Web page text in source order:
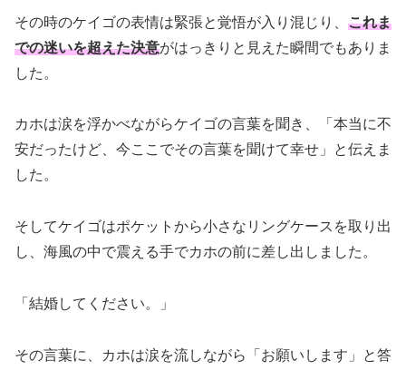
その時のケイゴの表情は緊張と覚悟が入り混じり、 これま
での迷いを超えた決意がはっきりと見えた瞬間でもありま
した。
カホは涙を浮かべながらケイゴの言葉を聞き、「本当に不
安だったけど、今ここでその言葉を聞けて幸せ」と伝えま
した。
そしてケイゴはポケットから小さなリングケースを取り出
し、海風の中で震える手でカホの前に差し出しました。
「結婚してください。」
その言葉に、カホは涙を流しながら「お願いします」と答